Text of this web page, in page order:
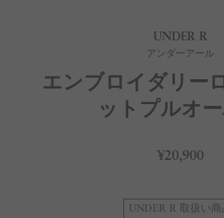
UNDER R
アンダーアール
エンブロイダリー
ットプルオ
¥20,900
UNDER R 取扱い商